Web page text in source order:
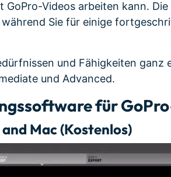
GoPro-Videos arbeiten kann. Die
Sie für einige
und Fähigkeiten ganz
und Advanced.
für
Mac (Kostenlos)